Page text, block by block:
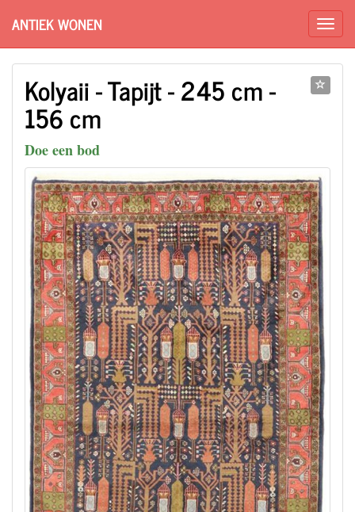
ANTIEK WONEN
Kolyaii - Tapijt - 245 cm -
156 cm
Doe een bod